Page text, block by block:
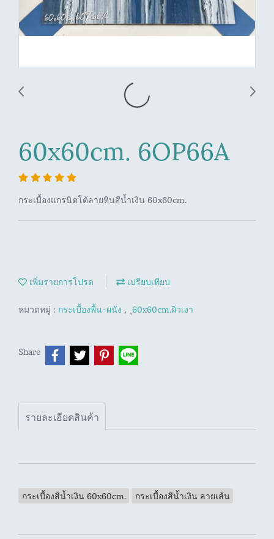
60x60cm. 6OP66A
กระเบื้องแกรนิตโต้ลายหินสีน้ำเงิน 60x60cm.
เพิ่มรายการโปรด เปรียบเทียบ
หมวดหมู่ : กระเบื้องพื้น-ผนัง , ุ60x60cm.ผิวเงา
Share
รายละเอียดสินค้า
กระเบื้องสีน้ำเงิน 60x60cm. กระเบื้องสีน้ำเงิน ลายเส้น